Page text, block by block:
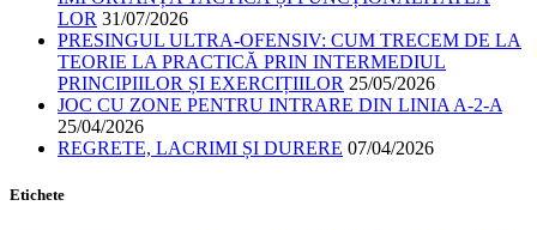
LOR 31/07/2026
PRESINGUL ULTRA-OFENSIV: CUM TRECEM DE LA
TEORIE LA PRACTICĂ PRIN INTERMEDIUL
PRINCIPIILOR ȘI EXERCIȚIILOR 25/05/2026
JOC CU ZONE PENTRU INTRARE DIN LINIA A-2-A
25/04/2026
REGRETE, LACRIMI ȘI DURERE 07/04/2026
Etichete